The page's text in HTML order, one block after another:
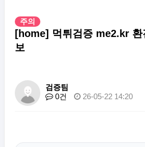
주의
[home] 먹튀검증 me2.kr 환
보
검증팀
0건
26-05-22 14:20